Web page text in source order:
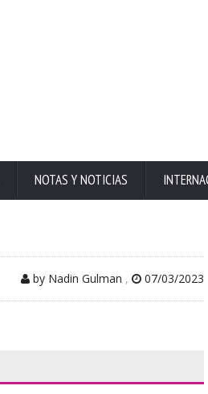
NOTAS Y NOTICIAS
by Nadin Gulman , 07/03/2023